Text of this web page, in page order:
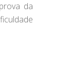
da